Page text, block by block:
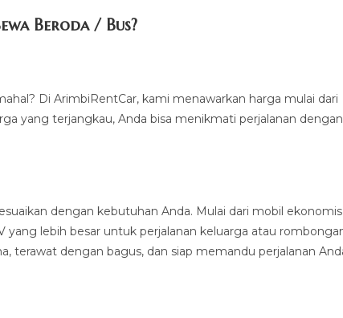
Beroda / Bus?
Di ArimbiRentCar, kami menawarkan harga mulai dari
yang terjangkau, Anda bisa menikmati perjalanan dengan
dengan kebutuhan Anda. Mulai dari mobil ekonomis
yang lebih besar untuk perjalanan keluarga atau
terawat dengan bagus, dan siap memandu perjalanan